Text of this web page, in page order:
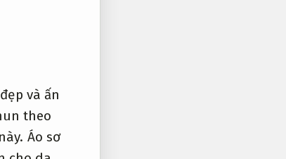
và ấn
theo
Áo sơ